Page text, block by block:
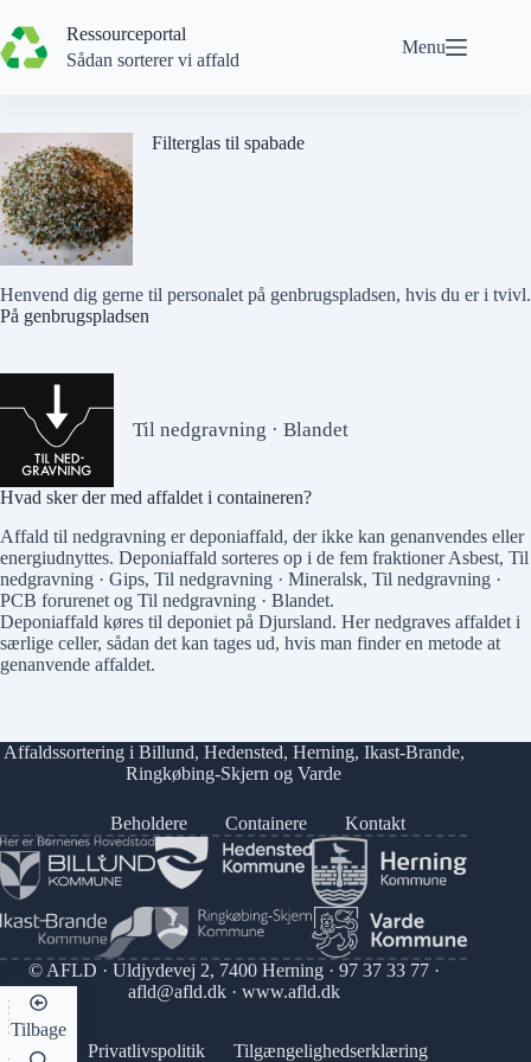
til
indhold
Ressourceportal
Sådan sorterer vi affald
Menu
Filterglas til spabade
Henvend dig gerne til personalet på genbrugspladsen, hvis du er i tvivl.
På genbrugspladsen
Til nedgravning · Blandet
Hvad sker der med affaldet i containeren?
Affald til nedgravning er deponiaffald, der ikke kan genanvendes eller
energiudnyttes. Deponiaffald sorteres op i de fem fraktionerAsbest, Til
nedgravning · Gips, Til nedgravning · Mineralsk, Til nedgravning ·
PCB forurenet og Til nedgravning · Blandet.
Deponiaffald køres til deponiet på Djursland. Her nedgraves affaldet i
særlige celler, sådan det kan tages ud, hvis man finder en metode at
genanvende affaldet.
Affaldssortering i Billund, Hedensted, Herning, Ikast-Brande,
Ringkøbing-Skjern ogVarde
Beholdere Containere Kontakt
© AFLD · Uldjydevej 2, 7400 Herning · 97 37 33 77·
afld@afld.dk· www.afld.dk
Privatlivspolitik Tilgængelighedserklæring
Tilbage